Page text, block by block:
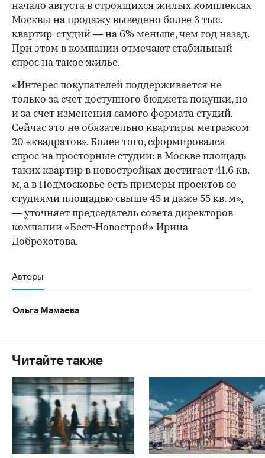
начало августа в строящихся жилых комплексах
Москвы на продажу выведено более 3 тыс.
квартир-студий — на 6% меньше, чем год назад.
При этом в компании отмечают стабильный
спрос на такое жилье.
«Интерес покупателей поддерживается не
только за счет доступного бюджета покупки, но
и за счет изменения самого формата студий.
Сейчас это не обязательно квартиры метражом
20 «квадратов». Более того, сформировался
спрос на просторные студии: в Москве площадь
таких квартир в новостройках достигает 41,6 кв.
м, а в Подмосковье есть примеры проектов со
студиями площадью свыше 45 и даже 55 кв. м»,
— уточняет председатель совета директоров
компании «Бест-Новострой» Ирина
Доброхотова.
Авторы
Ольга Мамаева
Читайте также